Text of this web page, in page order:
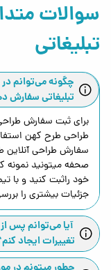
فرقی نمی‌کند
پزشکان، برند
داشته باشید؛
چرا طراحی
بهترین
با وجود رشد
مؤثرترین
دلایلش مشخص
اطلاعات مهم
معرفی خدمات و
برند حرفه‌ای‌تر
در جلسات فروش و
امکان چاپ و
سوالات
تبلیغاتی
چگونه می‌توانم
تبلیغاتی سفارش
برای ثبت سفارش
طراحی طرح کهن
سفارش طراحی آنلاین
صحفه میتونید نمونه
خود راثبت کنید و با
جزئیات بیشتری را
آیا می‌توانم پس
تغییرات ایجاد